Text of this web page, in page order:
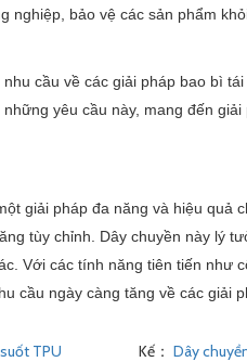
nghiệp, bảo vệ các sản phẩm
cầu về các giải pháp bao bì
yêu cầu này, mang đến
giải pháp đa năng và hiệu quả
tùy chỉnh. Dây chuyền này lý
Với các tính năng tiên tiến như
cầu ngày càng tăng về các giải
TPU Kế： Dây